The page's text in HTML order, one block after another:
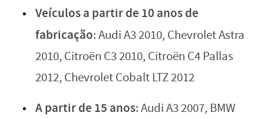
Veículos a partir de 10 anos de
fabricação: Audi A3 2010, Chevrolet Astra
2010, Citroën C3 2010, Citroën C4 Pallas
2012, Chevrolet Cobalt LTZ 2012
A partir de 15 anos: Audi A3 2007, BMW